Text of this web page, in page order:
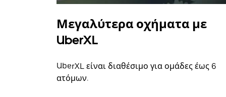
Μεγαλύτερα οχήματα με
UberXL
UberXL είναι διαθέσιμο για ομάδες έως 6
ατόμων.